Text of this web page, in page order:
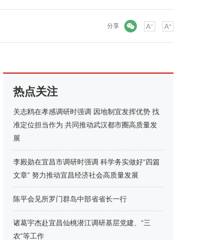
分享
热点关注
关志鸥在孝感调研时强调 因地制宜发挥优势 找
准定位担当作为 共同推动武汉都市圈高质量发
展
李殿勋在宜昌市调研时强调 科学务实做好“四篇
文章” 努力推动宜昌经济社会高质量发展
陈平会见所罗门群岛中部省省长一行
诸葛宇杰赴宜昌仙桃潜江调研基层党建、“三
农”等工作